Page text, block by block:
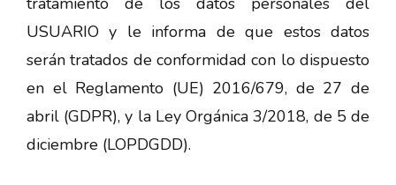
USUARIO y le informa de que estos datos
serán tratados de conformidad con lo dispuesto
en el Reglamento (UE) 2016/679, de 27 de
abril (GDPR), y la Ley Orgánica 3/2018, de 5 de
diciembre (LOPDGDD).